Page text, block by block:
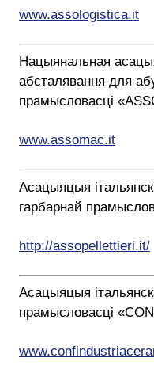
www.assologistica.it
Нацыянальная
абсталявання для
прамысловасці
www.assomac.it
Асацыяцыя
гарбарнай
http://assopellettieri.it/
Асацыяцыя
прамысловасці